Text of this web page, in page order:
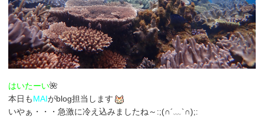
はいたーい🌺
本日もMAIがblog担当します
いやぁ・・・急激に冷え込みましたね～:;(∩´﹏`∩);: